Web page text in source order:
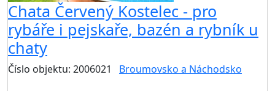
Chata Červený Kostelec - pro
rybáře i pejskaře, bazén a rybník u
chaty
Číslo objektu: 2006021 Broumovsko a Náchodsko